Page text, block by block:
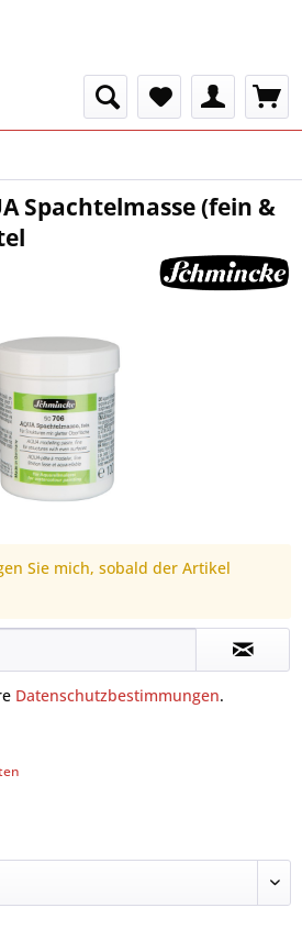
Spachtelmasse (fein &
Sie mich, sobald der Artikel
Datenschutzbestimmungen.